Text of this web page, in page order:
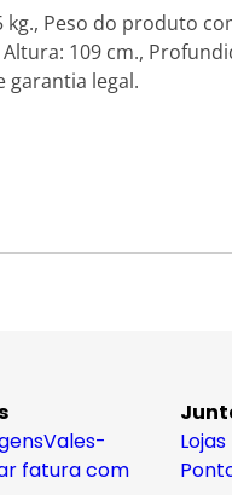
Peso do produto
109 cm.,
garantia legal.
Vales-
fatura com